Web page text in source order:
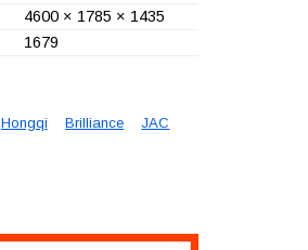
4600 × 1785 × 1435
1679
Hongqi Brilliance
JAC